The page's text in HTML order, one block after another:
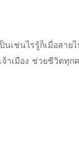
นเช่นไรรู้ก็เมื่อสา
าเมือง ช่วยชีวิตทุ